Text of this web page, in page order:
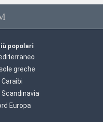
popolari
greche
Scandinavia
Europa